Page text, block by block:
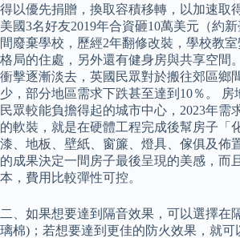
得以優先捐贈，換取容積移轉，以加速取
美國3名好友2019年合資砸10萬美元（約
間廢棄學校，歷經2年翻修改裝，學校教
格局的住處，另外還有健身房與共享空間
衝擊逐漸淡去，英國民眾對於搬往郊區鄉
少，部分地區需求下跌甚至達到10％。 房
民眾較能負擔得起的城市中心，2023年需
的軟裝，就是在硬體工程完成後幫房子「
漆、地板、壁紙、窗簾、燈具、傢俱及佈
的成果決定一間房子最後呈現的美感，而
本，費用比較彈性可控。
二、如果想要達到隔音效果，可以選擇在
璃棉)；若想要達到更佳的防火效果，就可